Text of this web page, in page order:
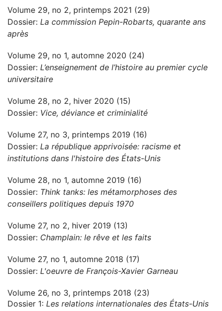
Volume 29, no 2, printemps 2021 (29)
Dossier: La commission Pepin-Robarts, quarante ans
après
Volume 29, no 1, automne 2020 (24)
Dossier: L’enseignement de l’histoire au premier cycle
universitaire
Volume 28, no 2, hiver 2020 (15)
Dossier: Vice, déviance et criminialité
Volume 27, no 3, printemps 2019 (16)
Dossier: La république apprivoisée: racisme et
institutions dans l'histoire des États-Unis
Volume 28, no 1, automne 2019 (16)
Dossier: Think tanks: les métamorphoses des
conseillers politiques depuis 1970
Volume 27, no 2, hiver 2019 (13)
Dossier: Champlain: le rêve et les faits
Volume 27, no 1, automne 2018 (17)
Dossier: L'oeuvre de François-Xavier Garneau
Volume 26, no 3, printemps 2018 (23)
Dossier 1: Les relations internationales des États-Unis